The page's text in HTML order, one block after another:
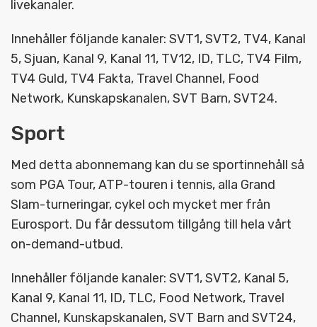
livekanaler.
Innehåller följande kanaler: SVT1, SVT2, TV4, Kanal
5, Sjuan, Kanal 9, Kanal 11, TV12, ID, TLC, TV4 Film,
TV4 Guld, TV4 Fakta, Travel Channel, Food
Network, Kunskapskanalen, SVT Barn, SVT24.
Sport
Med detta abonnemang kan du se sportinnehåll så
som PGA Tour, ATP-touren i tennis, alla Grand
Slam-turneringar, cykel och mycket mer från
Eurosport. Du får dessutom tillgång till hela vårt
on-demand-utbud.
Innehåller följande kanaler: SVT1, SVT2, Kanal 5,
Kanal 9, Kanal 11, ID, TLC, Food Network, Travel
Channel, Kunskapskanalen, SVT Barn and SVT24,